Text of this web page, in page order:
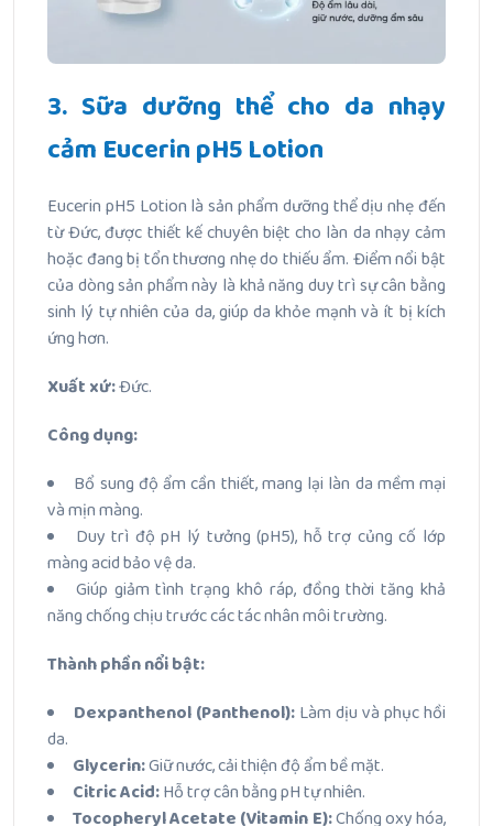
3. Sữa dưỡng thể cho da nhạy
cảm Eucerin pH5 Lotion
Eucerin pH5 Lotion là sản phẩm dưỡng thể dịu nhẹ đến
từ Đức, được thiết kế chuyên biệt cho làn da nhạy cảm
hoặc đang bị tổn thương nhẹ do thiếu ẩm. Điểm nổi bật
của dòng sản phẩm này là khả năng duy trì sự cân bằng
sinh lý tự nhiên của da, giúp da khỏe mạnh và ít bị kích
ứng hơn.
Xuất xứ:Đức.
Công dụng:
Bổ sung độ ẩm cần thiết, mang lại làn da mềm mại
và mịn màng.
Duy trì độ pH lý tưởng (pH5), hỗ trợ củng cố lớp
màng acid bảo vệ da.
Giúp giảm tình trạng khô ráp, đồng thời tăng khả
năng chống chịu trước các tác nhân môi trường.
Thành phần nổi bật:
Dexpanthenol (Panthenol): Làm dịu và phục hồi
da.
Glycerin:Giữ nước, cải thiện độ ẩm bề mặt.
Citric Acid:Hỗ trợ cân bằng pH tự nhiên.
Tocopheryl Acetate (Vitamin E):Chống oxy hóa,